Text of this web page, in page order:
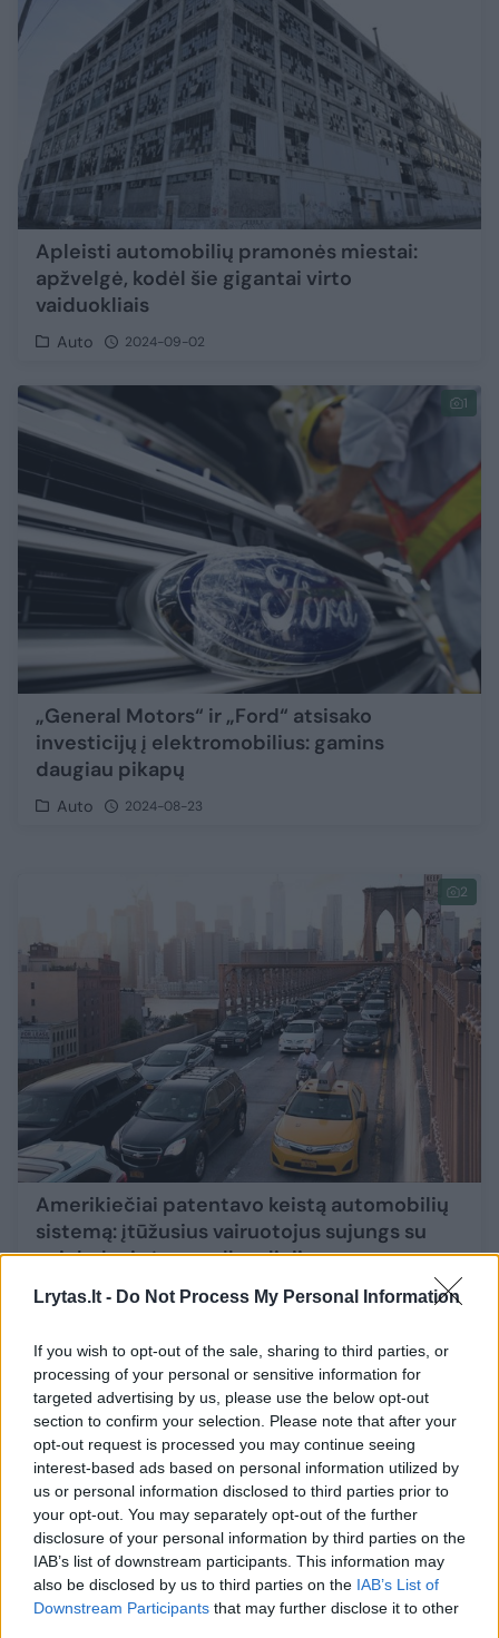
Lrytas.lt - Do Not Process My Personal Information
If you wish to opt-out of the sale, sharing to third parties, or
processing of your personal or sensitive information for
targeted advertising by us, please use the below opt-out
section to confirm your selection. Please note that after your
opt-out request is processed you may continue seeing
interest-based ads based on personal information utilized by
us or personal information disclosed to third parties prior to
your opt-out. You may separately opt-out of the further
disclosure of your personal information by third parties on the
IAB’s list of downstream participants. This information may
also be disclosed by us to third parties on the IAB’s List of
Downstream Participants that may further disclose it to other
Apleisti automobilių pramonės miestai:
apžvelgė, kodėl šie gigantai virto
vaiduokliais
Auto 2024-09-02
1
„General Motors“ ir „Ford“ atsisako
investicijų į elektromobilius: gamins
daugiau pikapų
Auto 2024-08-23
2
Amerikiečiai patentavo keistą automobilių
sistemą: įtūžusius vairuotojus sujungs su
psichologinės pagalbos linija
Auto 2024-06-08